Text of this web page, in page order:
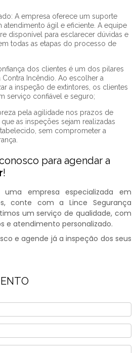
atendimento ágil e eficiente. A equipe
disponível para esclarecer dúvidas e
todas as etapas do processo de
Contra Incêndio. Ao escolher a
a inspeção de extintores, os clientes
serviço confiável e seguro;
as inspeções sejam realizadas
sem comprometer a
para agendar a
!
empresa especializada em
conte com a Lince Segurança
um serviço de qualidade, com
e atendimento personalizado.
e agende já a inspeção dos seus